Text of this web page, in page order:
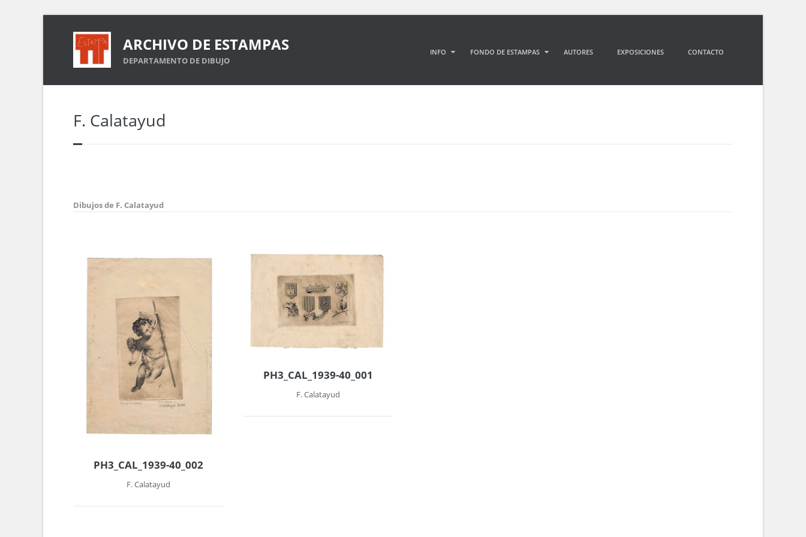
ARCHIVO DE ESTAMPAS
DEPARTAMENTO DE DIBUJO
INFO FONDO DE ESTAMPAS AUTORES EXPOSICIONES CONTACTO
F. Calatayud
Dibujos de F. Calatayud
PH3_CAL_1939-40_002
F. Calatayud
PH3_CAL_1939-40_001
F. Calatayud